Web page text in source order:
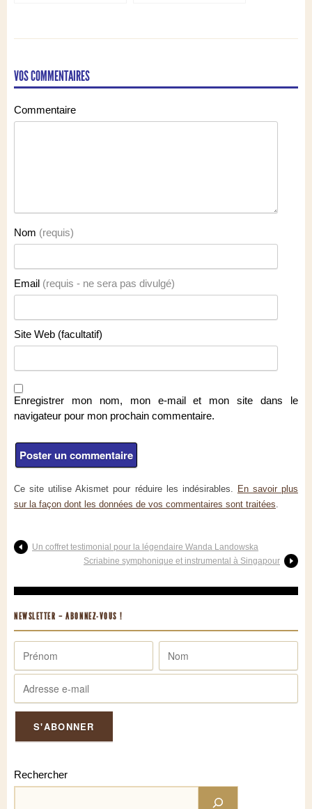
VOS COMMENTAIRES
Commentaire
Nom (requis)
Email (requis - ne sera pas divulgé)
Site Web (facultatif)
Enregistrer mon nom, mon e-mail et mon site dans le
navigateur pour mon prochain commentaire.
Ce site utilise Akismet pour réduire les indésirables. En savoir plus
sur la façon dont les données de vos commentaires sont traitées
Un coffret testimonial pour la légendaire Wanda Landowska
Scriabine symphonique et instrumental à Singapour
NEWSLETTER – ABONNEZ-VOUS !
Rechercher